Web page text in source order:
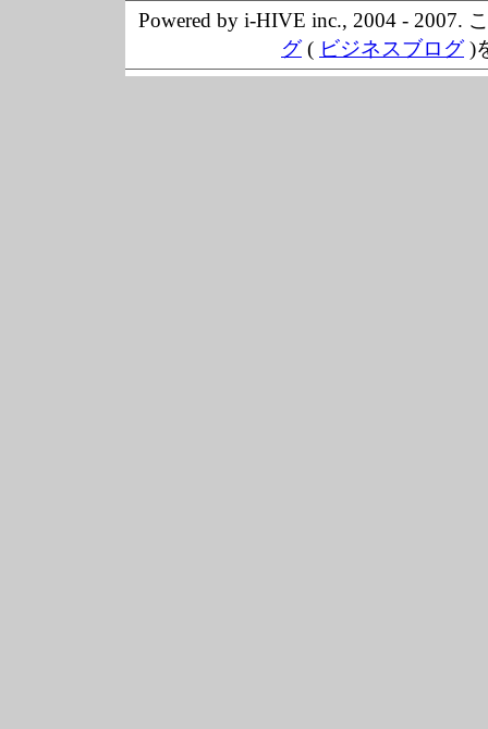
Powered by i-HIVE inc., 2004 - 2007.
グ( ビジネスブログ)